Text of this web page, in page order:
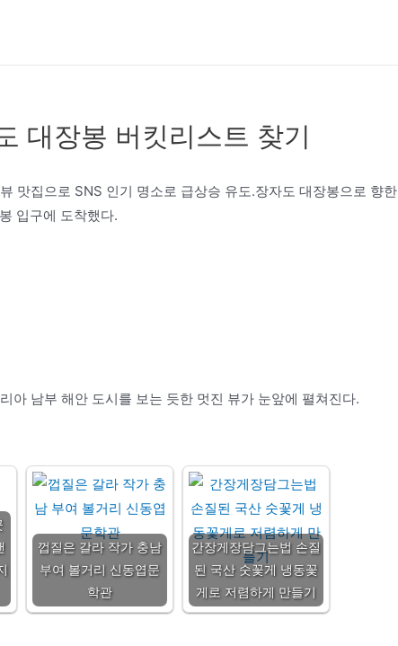
대장봉 버킷리스트 찾기
맛집으로 SNS 인기 명소로 급상승 유도.장자도 대장봉으로 향한
입구에 도착했다.
아 남부 해안 도시를 보는 듯한 멋진 뷰가 눈앞에 펼쳐진다.
껍질은 갈라 작가 충남
부여 볼거리 신동엽문
학관
간장게장담그는법 손질
된 국산 숫꽃게 냉동꽃
게로 저렴하게 만들기